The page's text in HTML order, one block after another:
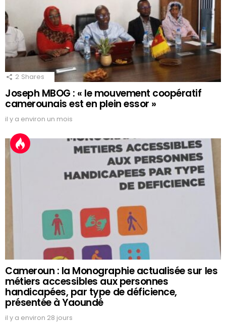
2 Shares
Joseph MBOG : « le mouvement coopératif
camerounais est en plein essor »
il y a environ un mois
Cameroun : la Monographie actualisée sur les
métiers accessibles aux personnes
handicapées, par type de déficience,
présentée à Yaoundé
il y a environ 28 jours